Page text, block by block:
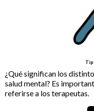
¿Qué significan los
salud mental? Es
referirse a los terapeutas.